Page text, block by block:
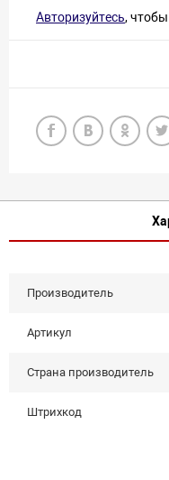
Авторизуйтесь,
Производитель
Артикул
Страна производитель
Штрихкод